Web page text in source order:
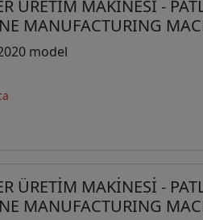
ÜRETİM MAKİNESİ -
MANUFACTURING
model
ÜRETİM MAKİNESİ -
MANUFACTURING